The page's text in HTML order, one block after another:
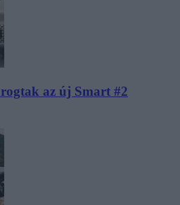
az új Smart #2